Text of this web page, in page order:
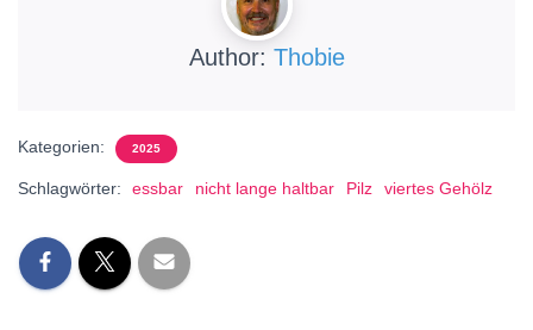
Author: Thobie
Kategorien: 2025
Schlagwörter: essbar nicht lange haltbar Pilz viertes Gehölz